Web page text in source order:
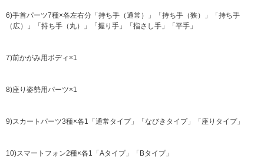
6)手首パーツ7種×各左右分「持ち手（通常）」「持ち手（狭）」「持ち手
（広）」「持ち手（丸）」「握り手」「指さし手」「平手」
7)前かがみ用ボディ×1
8)座り姿勢用パーツ×1
9)スカートパーツ3種×各1「通常タイプ」「なびきタイプ」「座りタイプ」
10)スマートフォン2種×各1「Aタイプ」「Bタイプ」